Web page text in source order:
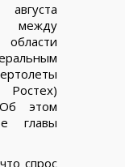
между
области
этом
главы
спрос